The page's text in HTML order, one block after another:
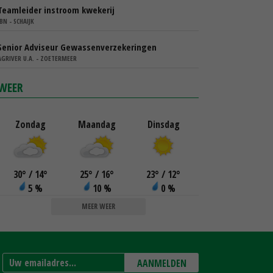
instroom kwekerij
- SCHAIJK
Adviseur Gewassenverzekeringen
U.A. - ZOETERMEER
Zondag
30° / 14°
5 %
Maandag
25° / 16°
10 %
Dinsdag
23° / 12°
0 %
MEER WEER
AANMELDEN